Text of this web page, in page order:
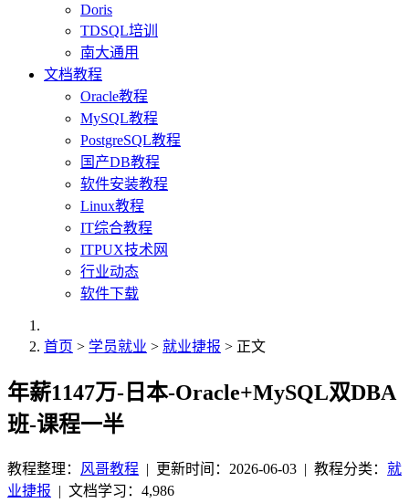
Doris
TDSQL培训
南大通用
文档教程
Oracle教程
MySQL教程
PostgreSQL教程
国产DB教程
软件安装教程
Linux教程
IT综合教程
ITPUX技术网
行业动态
软件下载
首页 > 学员就业 > 就业捷报 > 正文
年薪1147万-日本-Oracle+MySQL双DBA
班-课程一半
教程整理： 风哥教程 | 更新时间：2026-06-03 | 教程分类： 就
业捷报 | 文档学习：4,986